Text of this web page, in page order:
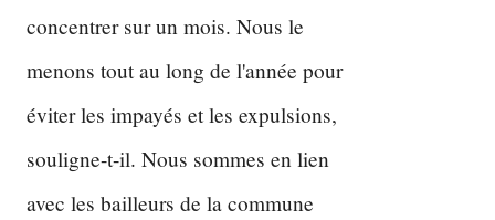
concentrer sur un mois. Nous le
menons tout au long de l'année pour
éviter les impayés et les expulsions,
souligne-t-il. Nous sommes en lien
avec les bailleurs de la commune